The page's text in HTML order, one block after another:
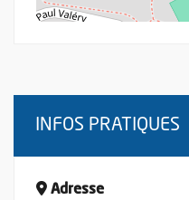
INFOS PRATIQUES
Adresse